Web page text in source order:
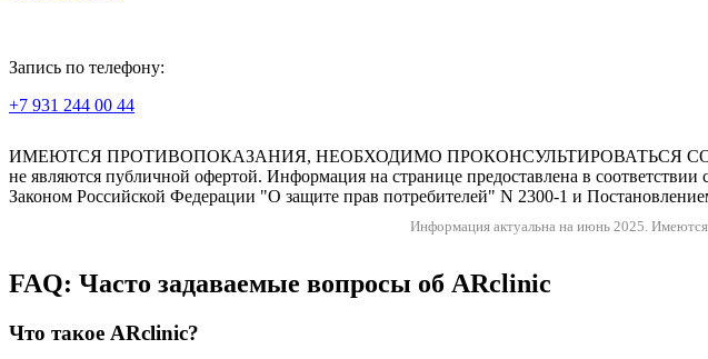
Запись по телефону:
+7 931 244 00 44
ИМЕЮТСЯ ПРОТИВОПОКАЗАНИЯ, НЕОБХОДИМО ПРОКОНСУЛЬТИРОВАТЬСЯ СО
не являются публичной офертой. Информация на странице предоставлена в
Законом Российской Федерации "О защите прав потребителей" N 2300-1 и
Информация актуальна на июнь 2025. Имеются
FAQ: Часто задаваемые вопросы об ARclinic
Что такое ARclinic?